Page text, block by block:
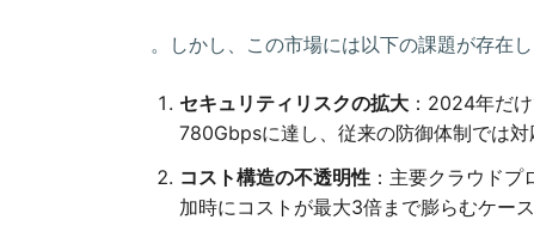
。しかし、この市場には以下の課題が存在し
セキュリティリスクの拡大 ：2024年だ
780Gbpsに達し、従来の防御体制では対
コスト構造の不透明性 ：主要クラウド
加時にコストが最大3倍まで膨らむケー